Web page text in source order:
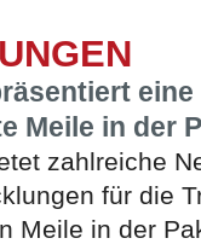
Meile in der
zahlreiche
für die
Meile in der